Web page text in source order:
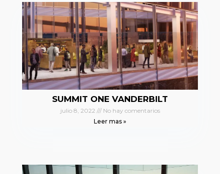
SUMMIT ONE VANDERBILT
julio 8, 2022
No hay comentarios
Leer mas »